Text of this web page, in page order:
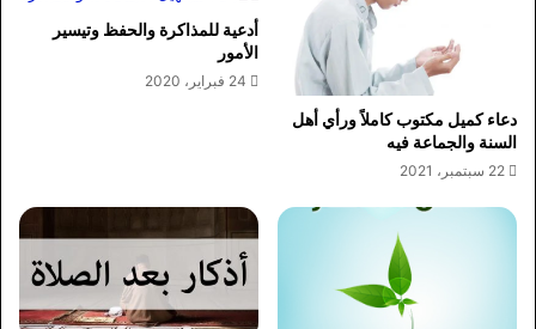
دعاء كميل مكتوب كاملاً ورأي أهل
السنة والجماعة فيه
22 سبتمبر، 2021
أدعية للمذاكرة والحفظ وتيسير
الأمور
24 فبراير، 2020